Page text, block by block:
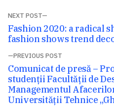
Navigare
în
articole
PREVIOUS POST
Previous
post:
Comunicat de presă –
studenții Facultății de
Managementul
Universității Tehnice
NEXT POST
Next
post:
Fashion 2020: a radical
fashion shows trend